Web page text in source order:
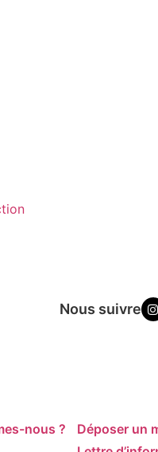
Nous suivre
nous ?
Déposer un